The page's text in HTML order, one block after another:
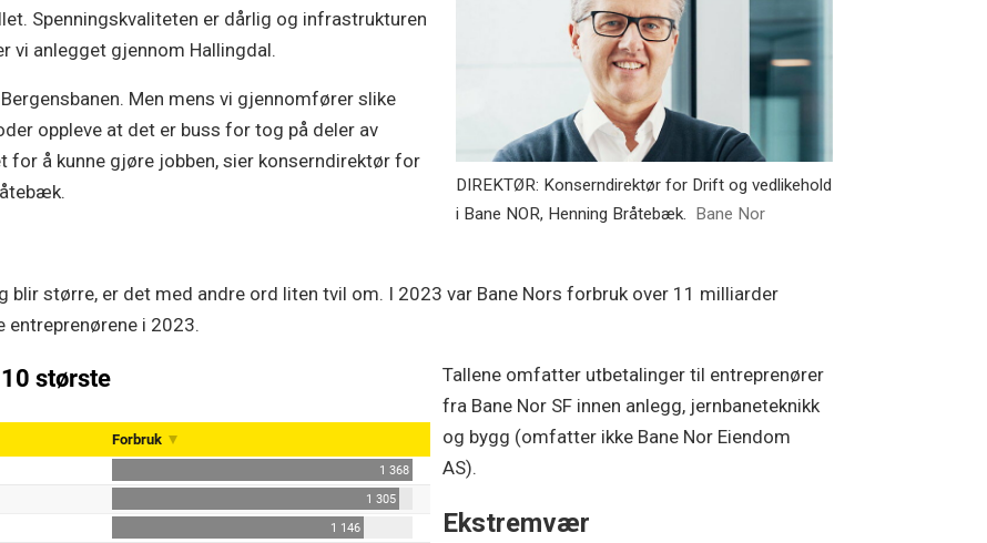
DIREKTØR: Konserndirektør for Drift og vedlikehold
i Bane NOR, Henning Bråtebæk. Bane Nor
Spenningskvaliteten er dårlig og infrastrukturen
vi anlegget gjennom Hallingdal.
Men mens vi gjennomfører slike
oppleve at det er buss for tog på deler av
å kunne gjøre jobben, sier konserndirektør for
større, er det med andre ord liten tvil om. I 2023 var Bane Nors forbruk over 11 milliarder
entreprenørene i 2023.
Tallene omfatter utbetalinger til entreprenører
fra Bane Nor SF innen anlegg, jernbaneteknikk
og bygg (omfatter ikke Bane Nor Eiendom
AS).
Ekstremvær